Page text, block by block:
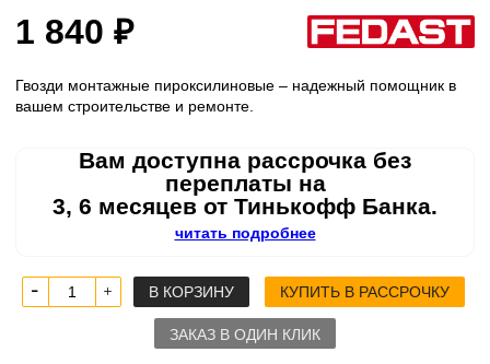
1 840 ₽
Гвозди монтажные пироксилиновые – надежный помощник в
вашем строительстве и ремонте.
Вам доступна рассрочка без
переплаты на
3, 6 месяцев от Тинькофф Банка.
читать подробнее
В КОРЗИНУ КУПИТЬ В РАССРОЧКУ
ЗАКАЗ В ОДИН КЛИК